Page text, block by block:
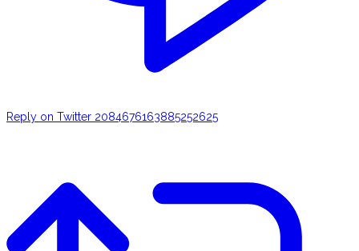
Reply on Twitter 2084676163885252625